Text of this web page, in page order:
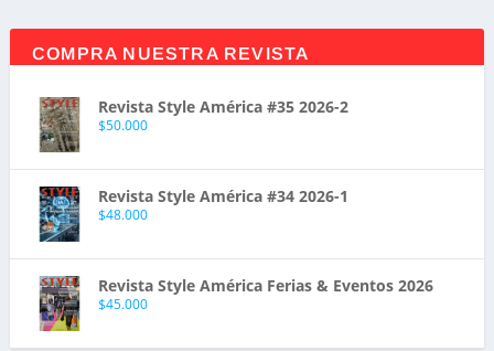
COMPRA NUESTRA REVISTA
Revista Style América #35 2026-2
$50.000
Revista Style América #34 2026-1
$48.000
Revista Style América Ferias & Eventos 2026
$45.000